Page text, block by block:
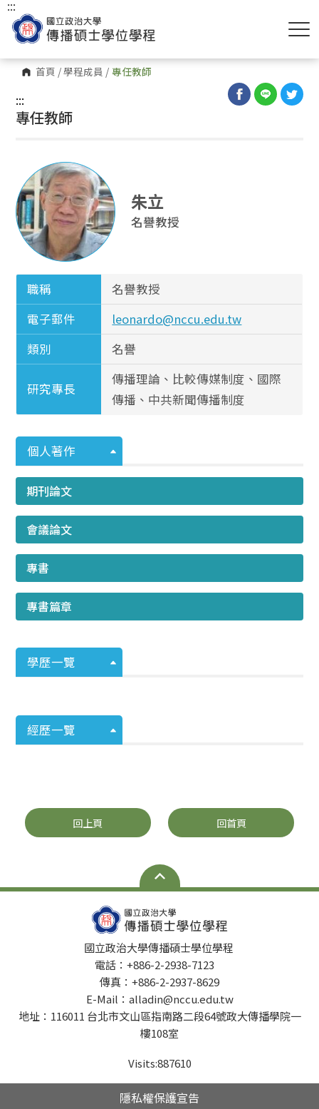
首頁 /學程成員 / 專任教師
:::
:::
專任教師
朱立
名譽教授
職稱
名譽教授
電子郵件
leonardo@nccu.edu.tw
類別
名譽
研究專長
傳播理論、比較傳媒制度、國際
傳播、中共新聞傳播制度
個人著作
期刊論文
會議論文
專書
專書篇章
學歷一覽
經歷一覽
回上頁 回首頁
國立政治大學傳播碩士學位學程
電話：+886-2-2938-7123
傳真：+886-2-2937-8629
E-Mail：alladin@nccu.edu.tw
地址：116011 台北市文山區指南路二段64號政大傳播學院一
樓108室
Visits:887610
隱私權保護宣告